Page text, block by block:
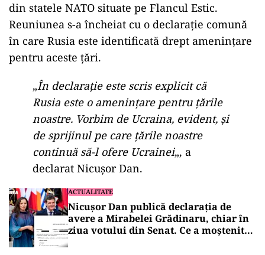
din statele NATO situate pe Flancul Estic.
Reuniunea s-a încheiat cu o declarație comună
în care Rusia este identificată drept amenințare
pentru aceste țări.
„În declarație este scris explicit că
Rusia este o amenințare pentru țările
noastre. Vorbim de Ucraina, evident, și
de sprijinul pe care țările noastre
continuă să-l ofere Ucrainei„, a
declarat Nicușor Dan.
ACTUALITATE
Nicușor Dan publică declarația de
avere a Mirabelei Grădinaru, chiar în
ziua votului din Senat. Ce a moștenit